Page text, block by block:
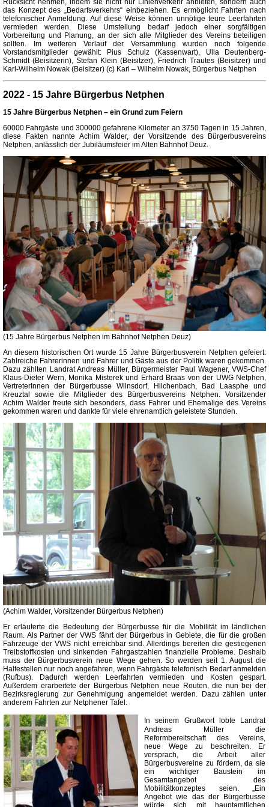
das Konzept des „Bedarfsverkehrs“ einbeziehen. Es ermöglicht Fahrten nach
telefonischer Anmeldung. Auf diese Weise können unnötige teure Leerfahrten
vermieden werden. Diese Umstellung bedarf jedoch einer sorgfältigen
Vorbereitung und Planung, an der sich alle Mitglieder des Vereins beteiligen
sollten. Im weiteren Verlauf der Versammlung wurden noch folgende
Vorstandsmitglieder gewählt: Pius Schulz (Kassenwart), Ulla Deutenberg-
Schmidt (Beisitzerin), Stefan Klein (Beisitzer), Friedrich Trautes (Beisitzer) und
Karl-Wilhelm Nowak (Beisitzer) (c) Karl – Wilhelm Nowak, Bürgerbus Netphen
2022 - 15 Jahre Bürgerbus Netphen
15 Jahre Bürgerbus Netphen – ein Grund zum Feiern
60000 Fahrgäste und 300000 gefahrene Kilometer an 3750 Tagen in 15 Jahren,
diese Fakten nannte Achim Walder, der Vorsitzende des Bürgerbusvereins
Netphen, anlässlich der Jubiläumsfeier im Alten Bahnhof Deuz.
(15 Jahre Bürgerbus Netphen im Bahnhof Netphen Deuz)
An diesem historischen Ort wurde 15 Jahre Bürgerbusverein Netphen gefeiert:
Zahlreiche Fahrerinnen und Fahrer und Gäste aus der Politik waren gekommen.
Dazu zählten Landrat Andreas Müller, Bürgermeister Paul Wagener, VWS-Chef
Klaus-Dieter Wern, Monika Misterek und Erhard Braas von der UWG Netphen,
VertreterInnen der Bürgerbusse Wilnsdorf, Hilchenbach, Bad Laasphe und
Kreuztal sowie die
Mitglieder des Bürgerbusvereins Netphen.Vorsitzender
Achim Walder freute sich besonders, dass Fahrer und Ehemalige des Vereins
gekommen waren und dankte für viele ehrenamtlich geleistete Stunden.
(Achim Walder, Vorsitzender Bürgerbus Netphen)
Er erläuterte die Bedeutung der Bürgerbusse für die Mobilität im ländlichen
Raum. Als Partner der VWS fährt der Bürgerbus in Gebiete, die für die großen
Fahrzeuge der VWS nicht erreichbar sind. Allerdings bereiten die gestiegenen
Treibstoffkosten und sinkenden Fahrgastzahlen finanzielle Probleme. Deshalb
muss der Bürgerbusverein neue Wege gehen. So werden seit 1. August die
Haltestellen nur noch angefahren, wenn Fahrgäste telefonisch Bedarf anmelden
(Rufbus). Dadurch werden Leerfahrten vermieden und Kosten gespart.
Außerdem erarbeitete der Bürgerbus Netphen neue Routen, die nun bei der
Bezirksregierung zur Genehmigung angemeldet werden. Dazu zählen unter
anderem Fahrten zur Netphener Tafel.
In seinem Grußwort lobte Landrat
Andreas Müller die
Reformbereitschaft des Vereins,
neue Wege zu beschreiten. Er
versprach, die Arbeit aller
Bürgerbusvereine zu fördern, da sie
ein wichtiger Baustein im
Gesamtangebot des
Mobilitätkonzeptes seien. „Ein
Angebot wie das der Bürgerbusse